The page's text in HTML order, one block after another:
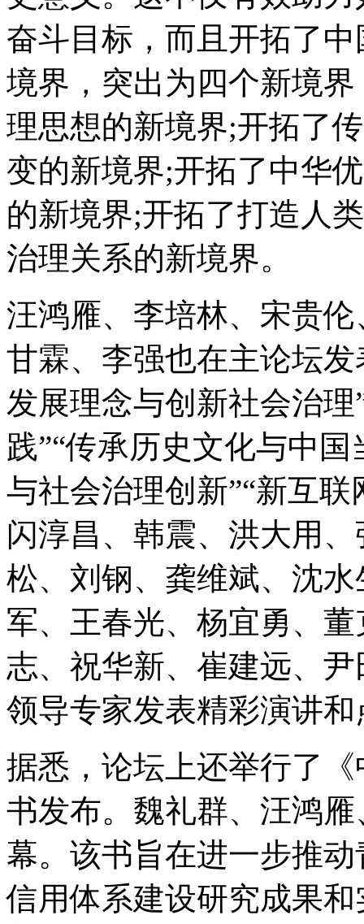
奋斗目标，而且开拓了
境界，突出为四个新境
理思想的新境界;开拓了
变的新境界;开拓了中华
的新境界;开拓了打造人
治理关系的新境界。
汪鸿雁、李培林、宋贵
甘霖、李强也在主论坛
发展理念与创新社会治
践”“传承历史文化与中
与社会治理创新”“新互
闪淳昌、韩震、洪大用
松、刘钢、龚维斌、沈
军、王春光、杨宜勇、
志、祝华新、崔建远、
领导专家发表精彩演讲和
据悉，论坛上还举行了
书发布。魏礼群、汪鸿
幕。该书旨在进一步推
信用体系建设研究成果